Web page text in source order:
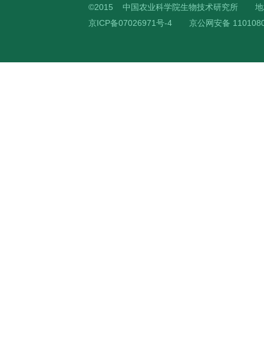
©2015 中国农业科学院生物技术研究所
京ICP备07026971号-4
京公网安备